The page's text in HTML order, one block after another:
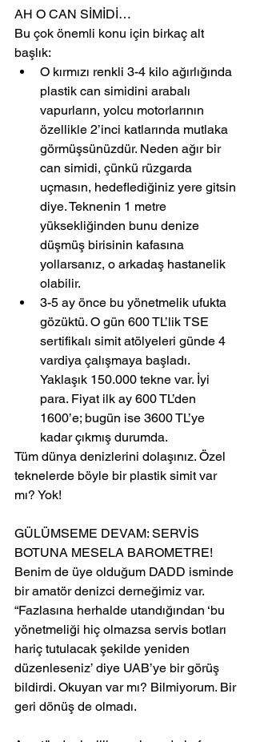
AH O CAN SİMİDİ…
Bu çok önemli konu için birkaç alt
başlık:
O kırmızı renkli 3-4 kilo ağırlığında
plastik can simidini arabalı
vapurların, yolcu motorlarının
özellikle 2’inci katlarında mutlaka
görmüşsünüzdür. Neden ağır bir
can simidi, çünkü rüzgarda
uçmasın, hedeflediğiniz yere gitsin
diye. Teknenin 1 metre
yüksekliğinden bunu denize
düşmüş birisinin kafasına
yollarsanız, o arkadaş hastanelik
olabilir.
3-5 ay önce bu yönetmelik ufukta
gözüktü. O gün 600 TL’lik TSE
sertifikalı simit atölyeleri günde 4
vardiya çalışmaya başladı.
Yaklaşık 150.000 tekne var. İyi
para. Fiyat ilk ay 600 TL’den
1600’e; bugün ise 3600 TL’ye
kadar çıkmış durumda.
Tüm dünya denizlerini dolaşınız. Özel
teknelerde böyle bir plastik simit var
mı? Yok!
GÜLÜMSEME DEVAM: SERVİS
BOTUNA MESELA BAROMETRE!
Benim de üye olduğum DADD isminde
bir amatör denizci derneğimiz var.
“Fazlasına herhalde utandığından ‘bu
yönetmeliği hiç olmazsa servis botları
hariç tutulacak şekilde yeniden
düzenleseniz’ diye UAB’ye bir görüş
bildirdi. Okuyan var mı? Bilmiyorum. Bir
geri dönüş de olmadı.